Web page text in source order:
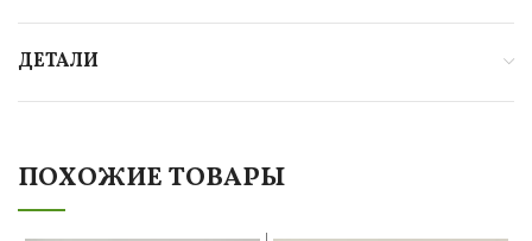
ДЕТАЛИ
ПОХОЖИЕ ТОВАРЫ